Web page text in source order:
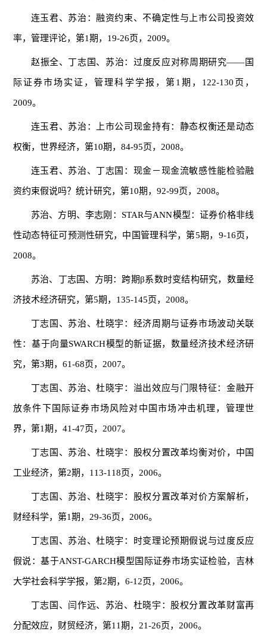
连玉君、苏治：融资约束、不确定性与上市公司投资效
率，管理评论，第1期，19-26页，2009。
赵振全、丁志国、苏治：过度反应对称周期研究——国
际证券市场实证，管理科学学报，第1期，122-130页，
2009。
连玉君、苏治：上市公司现金持有：静态权衡还是动态
权衡，世界经济，第10期，84-95页，2008。
连玉君、苏治、丁志国：现金－现金流敏感性能检验融
资约束假说吗？统计研究，第10期，92-99页，2008。
苏治、方明、李志刚：STAR与ANN模型：证券价格非线
性动态特征可预测性研究，中国管理科学，第5期，9-16页，
2008。
苏治、丁志国、方明：跨期β系数时变结构研究，数量经
济技术经济研究，第5期，135-145页，2008。
丁志国、苏治、杜晓宇：经济周期与证券市场波动关联
性：基于向量SWARCH模型的新证据，数量经济技术经济研
究，第3期，61-68页，2007。
丁志国、苏治、杜晓宇：溢出效应与门限特征：金融开
放条件下国际证券市场风险对中国市场冲击机理，管理世
界，第1期，41-47页，2007。
丁志国、苏治、杜晓宇：股权分置改革均衡对价，中国
工业经济，第2期，113-118页，2006。
丁志国、苏治、杜晓宇：股权分置改革对价方案解析，
财经科学，第1期，29-36页，2006。
丁志国、苏治、杜晓宇：时变理论预期假说与过度反应
假说：基于ANST-GARCH模型国际证券市场实证检验，吉林
大学社会科学学报，第2期，6-12页，2006。
丁志国、闫作远、苏治、杜晓宇：股权分置改革财富再
分配效应，财贸经济，第11期，21-26页，2006。